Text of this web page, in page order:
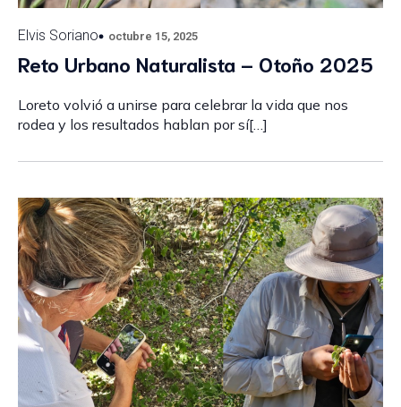
Elvis Soriano octubre 15, 2025
Reto Urbano Naturalista – Otoño 2025
Loreto volvió a unirse para celebrar la vida que nos
rodea y los resultados hablan por sí[…]